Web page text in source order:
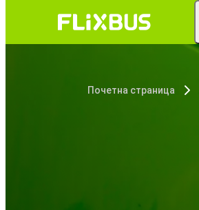
Почетна страница